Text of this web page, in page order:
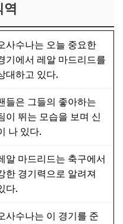
역
사수나는 오늘 중요한
기에서 레알 마드리드를
대하고 있다.
들은 그들의 좋아하는
이 뛰는 모습을 보며 신
나 있다.
알 마드리드는 축구에서
한 경기력으로 알려져
다.
사수나는 이 경기를 준